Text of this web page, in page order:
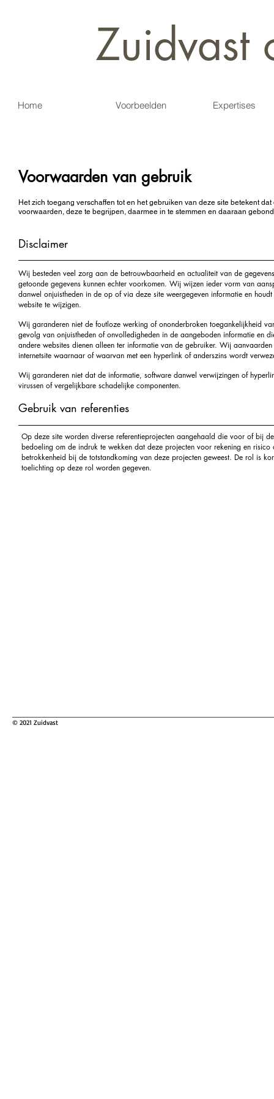
Zuidvast
Home Voorbeelden Expertises
Voorwaarden van gebruik
Het zich toegang verschaffen tot en het gebruiken van deze site betekent
voorwaarden, deze te begrijpen, daarmee in te stemmen en daaraan
Disclaimer
Wij besteden veel zorg aan de betrouwbaarheid en actualiteit van de
getoonde gegevens kunnen echter voorkomen. Wij wijzen ieder vorm van
danwel onjuistheden in de op of via deze site weergegeven informatie en
website te wijzigen.
Wij garanderen niet de foutloze werking of ononderbroken toegankelijkheid
gevolg van onjuistheden of onvolledigheden in de aangeboden informatie en
andere websites dienen alleen ter informatie van de gebruiker. Wij
internetsite waarnaar of waarvan met een hyperlink of anderszins wordt
Wij garanderen niet dat de informatie, software danwel verwijzingen of
virussen of vergelijkbare schadelijke componenten.
Gebruik van referenties
Op deze site worden diverse referentieprojecten aangehaald die voor of bij
bedoeling om de indruk te wekken dat deze projecten voor rekening en
betrokkenheid bij de totstandkoming van deze projecten geweest. De rol is
toelichting op deze rol worden gegeven.
© 2021 Zuidvast